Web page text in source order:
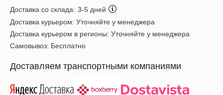
Доставка со склада: 3-5 дней
Доставка курьером: Уточняйте у менеджера
Доставка курьером в регионы: Уточняйте у менеджера
Самовывоз: Бесплатно
Доставляем транспортными компаниями